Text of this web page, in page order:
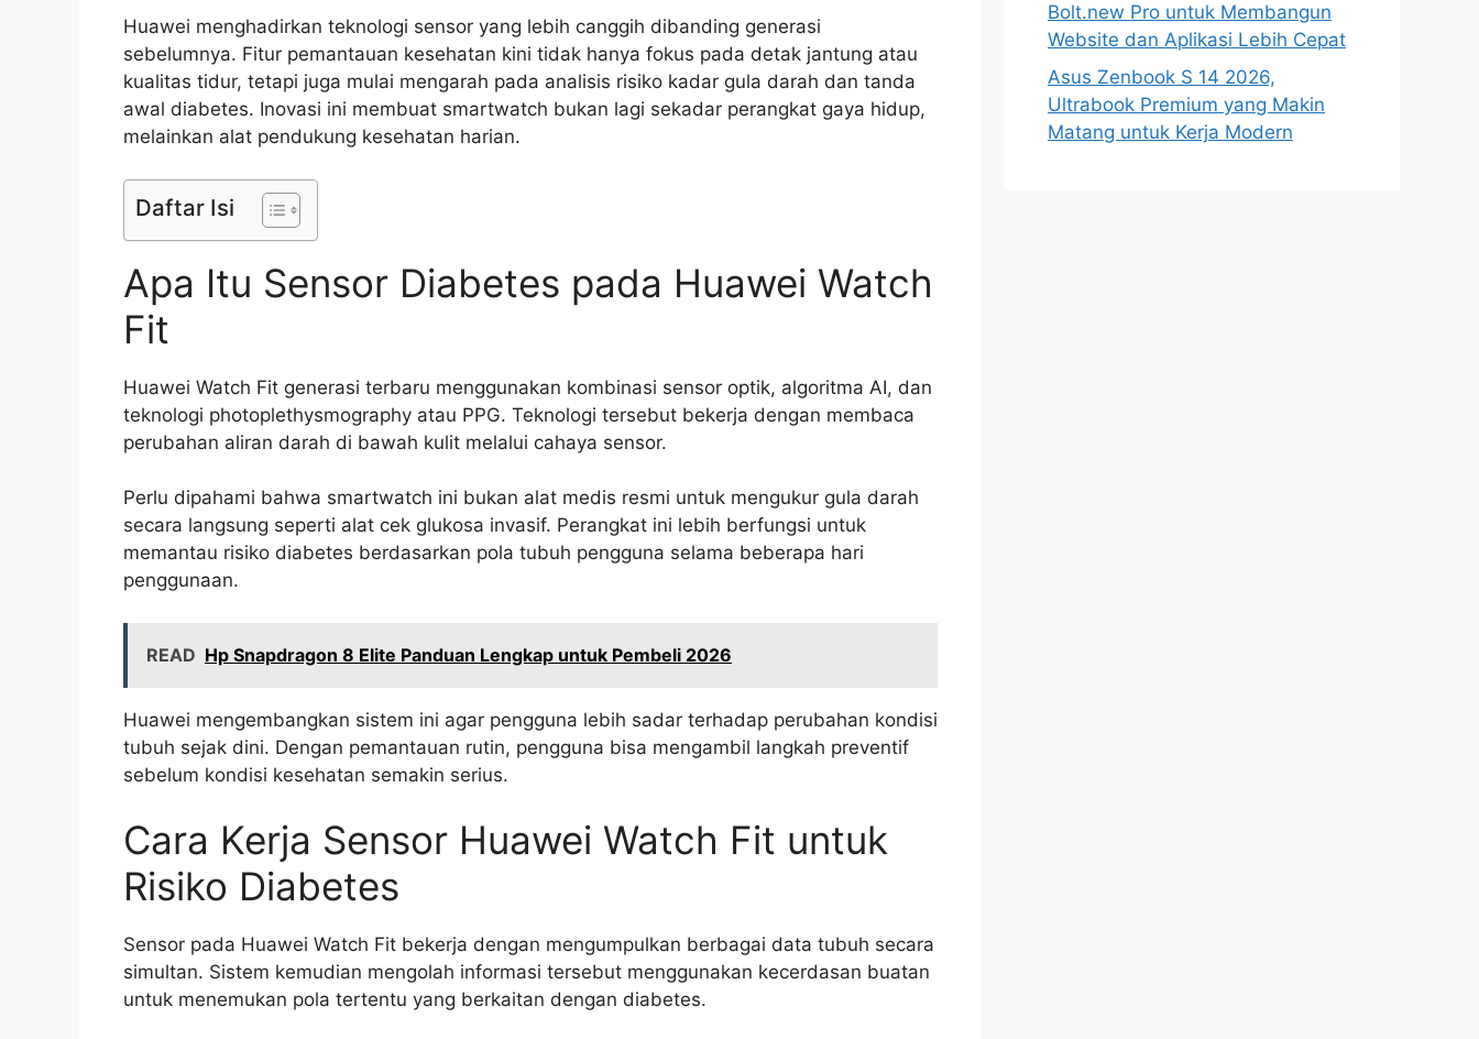
Huawei menghadirkan teknologi sensor yang lebih canggih dibanding generasi
sebelumnya. Fitur pemantauan kesehatan kini tidak hanya fokus pada detak jantung atau
kualitas tidur, tetapi juga mulai mengarah pada analisis risiko kadar gula darah dan tanda
awal diabetes. Inovasi ini membuat smartwatch bukan lagi sekadar perangkat gaya hidup,
melainkan alat pendukung kesehatan harian.
Daftar Isi
Apa Itu Sensor Diabetes pada Huawei Watch
Fit
Huawei Watch Fit generasi terbaru menggunakan kombinasi sensor optik, algoritma AI, dan
teknologi photoplethysmography atau PPG. Teknologi tersebut bekerja dengan membaca
perubahan aliran darah di bawah kulit melalui cahaya sensor.
Perlu dipahami bahwa smartwatch ini bukan alat medis resmi untuk mengukur gula darah
secara langsung seperti alat cek glukosa invasif. Perangkat ini lebih berfungsi untuk
memantau risiko diabetes berdasarkan pola tubuh pengguna selama beberapa hari
penggunaan.
READ Hp Snapdragon 8 Elite Panduan Lengkap untuk Pembeli 2026
Huawei mengembangkan sistem ini agar pengguna lebih sadar terhadap perubahan kondisi
tubuh sejak dini. Dengan pemantauan rutin, pengguna bisa mengambil langkah preventif
sebelum kondisi kesehatan semakin serius.
Cara Kerja Sensor Huawei Watch Fit untuk
Risiko Diabetes
Sensor pada Huawei Watch Fit bekerja dengan mengumpulkan berbagai data tubuh secara
simultan. Sistem kemudian mengolah informasi tersebut menggunakan kecerdasan buatan
untuk menemukan pola tertentu yang berkaitan dengan diabetes.
Bolt.new Pro untuk Membangun
Website dan Aplikasi Lebih Cepat
Asus Zenbook S 14 2026,
Ultrabook Premium yang Makin
Matang untuk Kerja Modern